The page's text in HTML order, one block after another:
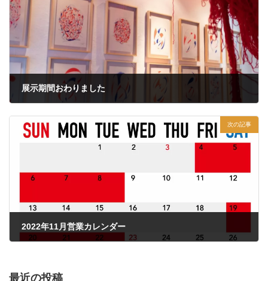
展示期間おわりました
次の記事
2022年11月営業カレンダー
最近の投稿